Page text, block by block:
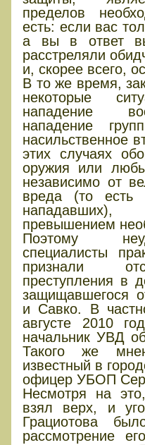
пределов
есть: если вас
а вы в ответ
расстреляли
и, скорее всего,
В то же время,
некоторые
нападение
нападение
насильственное
этих случаях
оружия или
независимо от
вреда (то есть
превышением
Поэтому
специалисты
признали
преступления в
защищавшегося
и Савко. В
августе 2010
начальник УВД
Такого же
известный в
офицер УБОП
Несмотря на
взял верх, и
Грациотова
рассмотрение